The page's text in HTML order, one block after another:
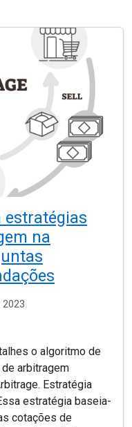
estratégias
na
o algoritmo de
arbitragem
Estratégia
estratégia baseia-
cotações de